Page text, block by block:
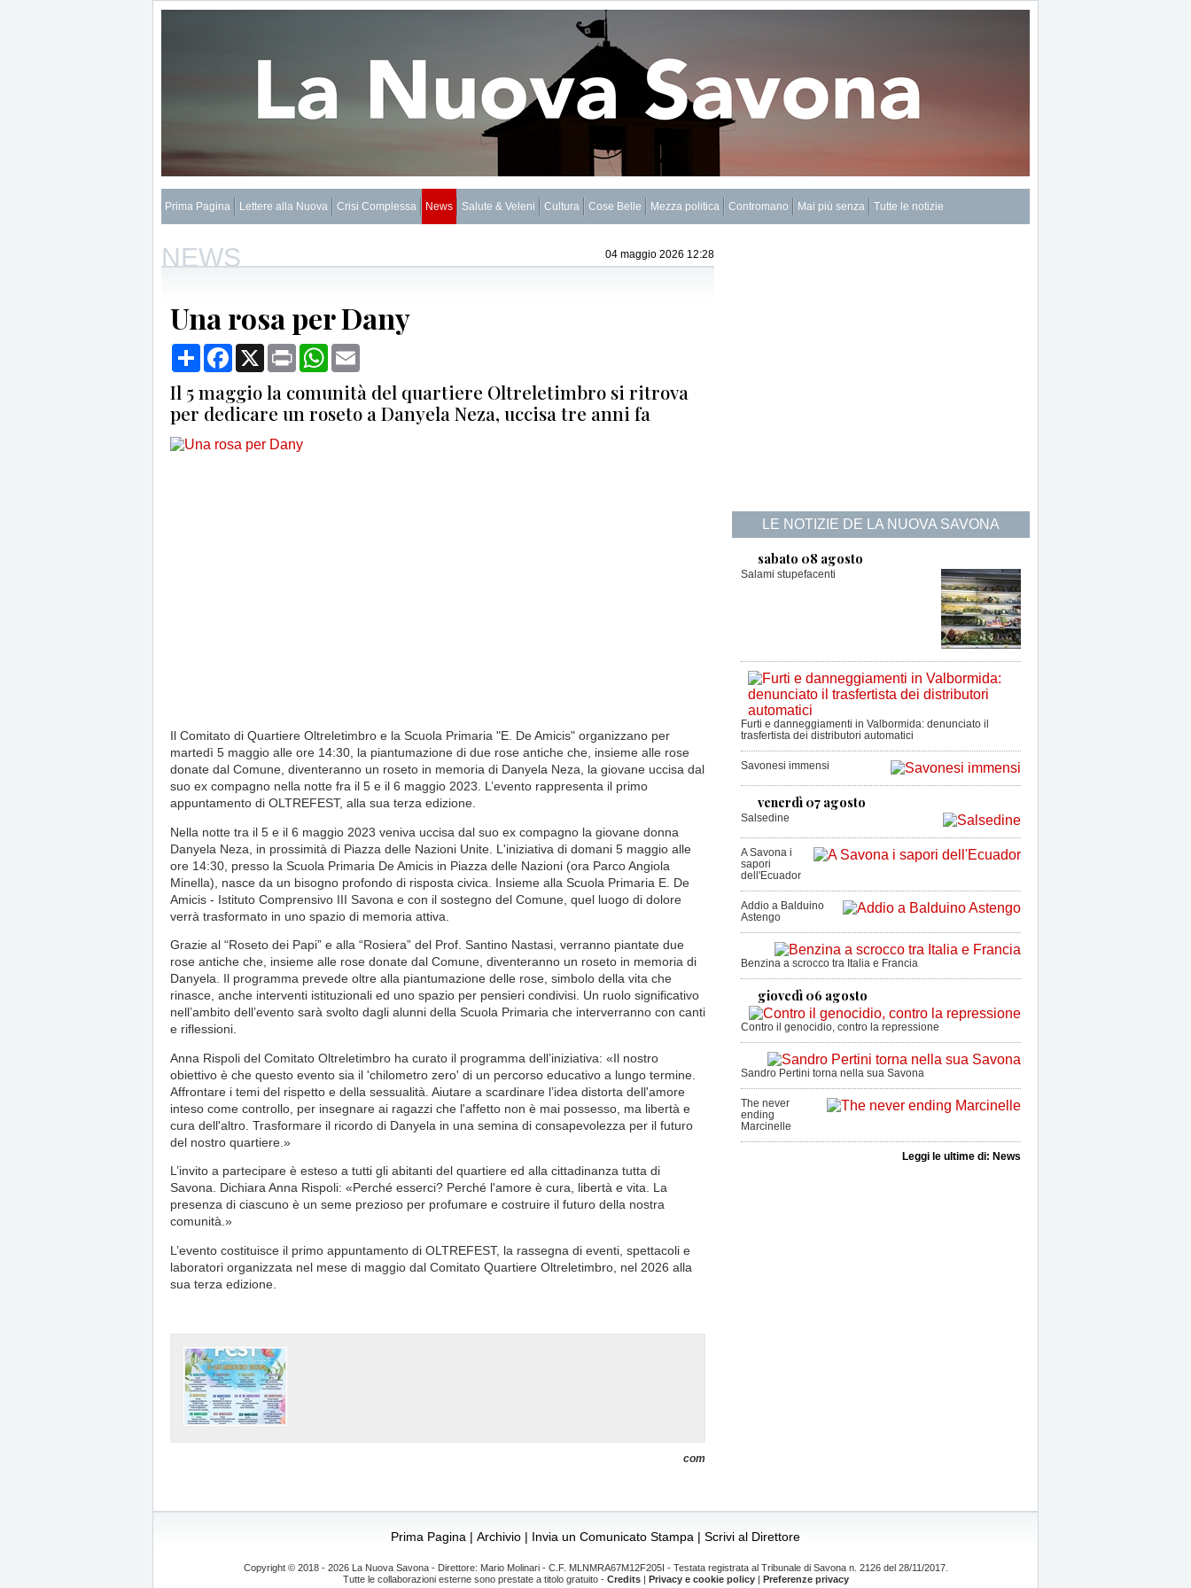
Prima Pagina Lettere alla Nuova Crisi Complessa News Salute & Veleni Cultura Cose Belle Mezza politica Contromano Mai più senza Tutte le notizie
NEWS 04 maggio 2026 12:28
Una rosa per Dany
CondividiFacebook
X Print WhatsApp
Il 5 maggio la comunità del quartiere Oltreletimbro si ritrova
per dedicare un roseto a Danyela Neza, uccisa tre anni fa
Il Comitato di Quartiere Oltreletimbro e la Scuola Primaria "E. De Amicis" organizzano per
martedì 5 maggio alle ore 14:30, la piantumazione di due rose antiche che, insieme alle rose
donate dal Comune, diventeranno un roseto in memoria di Danyela Neza, la giovane uccisa dal
suo ex compagno nella notte fra il 5 e il 6 maggio 2023. L’evento rappresenta il primo
appuntamento di OLTREFEST, alla sua terza edizione.
Nella notte tra il 5 e il 6 maggio 2023 veniva uccisa dal suo ex compagno la giovane donna
Danyela Neza, in prossimità di Piazza delle Nazioni Unite. L'iniziativa di domani 5 maggio alle
ore 14:30, presso la Scuola Primaria De Amicis in Piazza delle Nazioni (ora Parco Angiola
Minella), nasce da un bisogno profondo di risposta civica. Insieme alla Scuola Primaria E. De
Amicis - Istituto Comprensivo III Savona e con il sostegno del Comune, quel luogo di dolore
verrà trasformato in uno spazio di memoria attiva.
Grazie al “Roseto dei Papi” e alla “Rosiera” del Prof. Santino Nastasi, verranno piantate due
rose antiche che, insieme alle rose donate dal Comune, diventeranno un roseto in memoria di
Danyela. Il programma prevede oltre alla piantumazione delle rose, simbolo della vita che
rinasce, anche interventi istituzionali ed uno spazio per pensieri condivisi. Un ruolo significativo
nell’ambito dell’evento sarà svolto dagli alunni della Scuola Primaria che interverranno con canti
e riflessioni.
Anna Rispoli del Comitato Oltreletimbro ha curato il programma dell’iniziativa: «Il nostro
obiettivo è che questo evento sia il 'chilometro zero' di un percorso educativo a lungo termine.
Affrontare i temi del rispetto e della sessualità. Aiutare a scardinare l’idea distorta dell'amore
inteso come controllo, per insegnare ai ragazzi che l'affetto non è mai possesso, ma libertà e
cura dell'altro. Trasformare il ricordo di Danyela in una semina di consapevolezza per il futuro
del nostro quartiere.»
L’invito a partecipare è esteso a tutti gli abitanti del quartiere ed alla cittadinanza tutta di
Savona. Dichiara Anna Rispoli: «Perché esserci? Perché l'amore è cura, libertà e vita. La
presenza di ciascuno è un seme prezioso per profumare e costruire il futuro della nostra
comunità.»
L’evento costituisce il primo appuntamento di OLTREFEST, la rassegna di eventi, spettacoli e
laboratori organizzata nel mese di maggio dal Comitato Quartiere Oltreletimbro, nel 2026 alla
sua terza edizione.
com
LE NOTIZIE DE LA NUOVA SAVONA
sabato 08 agosto
Salami stupefacenti
Furti e danneggiamenti in Valbormida: denunciato il
trasfertista dei distributori automatici
Savonesi immensi
venerdì 07 agosto
Salsedine
A Savona i
sapori
dell'Ecuador
Addio a Balduino
Astengo
Benzina a scrocco tra Italia e Francia
giovedì 06 agosto
Contro il genocidio, contro la repressione
Sandro Pertini torna nella sua Savona
The never
ending
Marcinelle
Leggi le ultime di: News
Prima Pagina | Archivio | Invia un Comunicato Stampa | Scrivi al Direttore
Copyright © 2018 - 2026 La Nuova Savona - Direttore: Mario Molinari - C.F. MLNMRA67M12F205I - Testata registrata al Tribunale di Savona n. 2126 del 28/11/2017.
Tutte le collaborazioni esterne sono prestate a titolo gratuito - Credits| Privacy e cookie policy| Preferenze privacy